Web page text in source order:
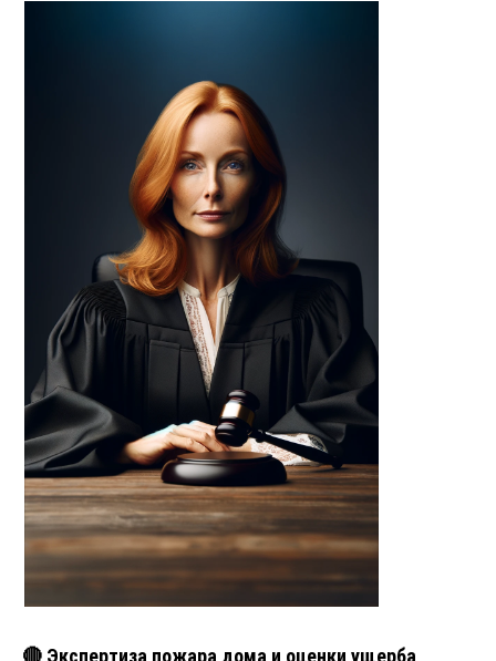
🔴 Экспертиза пожара дома и оценки ущерба